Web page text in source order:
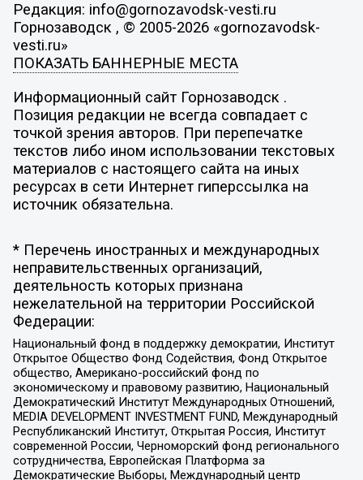
Редакция: info@gornozavodsk-vesti.ru
Горнозаводск , © 2005-2026 «gornozavodsk-
vesti.ru»
ПОКАЗАТЬ БАННЕРНЫЕ МЕСТА
Информационный сайт Горнозаводск .
Позиция редакции не всегда совпадает с
точкой зрения авторов. При перепечатке
текстов либо ином использовании текстовых
материалов с настоящего сайта на иных
ресурсах в сети Интернет гиперссылка на
источник обязательна.
* Перечень иностранных и международных
неправительственных организаций,
деятельность которых признана
нежелательной на территории Российской
Федерации:
Национальный фонд в поддержку демократии, Институт
Открытое Общество Фонд Содействия, Фонд Открытое
общество, Американо-российский фонд по
экономическому и правовому развитию, Национальный
Демократический Институт Международных Отношений,
MEDIA DEVELOPMENT INVESTMENT FUND, Международный
Республиканский Институт, Открытая Россия, Институт
современной России, Черноморский фонд регионального
сотрудничества, Европейская Платформа за
Демократические Выборы, Международный центр